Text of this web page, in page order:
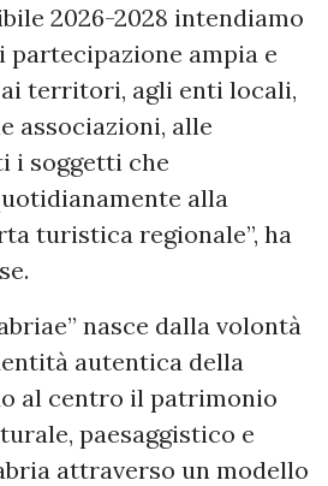
2026-2028 intendiamo
partecipazione ampia e
territori, agli enti locali,
associazioni, alle
i soggetti che
alla
turistica regionale”, ha
nasce dalla volontà
autentica della
al centro il patrimonio
paesaggistico e
attraverso un modello